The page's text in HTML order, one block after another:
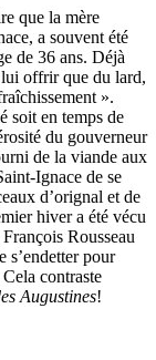
que la mère
a souvent été
de 36 ans. Déjà
offrir que du lard,
».
soit en temps de
du gouverneur
de la viande aux
Ignace de se
d’orignal et de
hiver a été vécu
Rousseau
s’endetter pour
contraste
Augustines!